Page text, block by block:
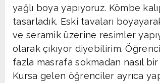
yağlı boya yapıyoruz. Kömbe
tasarladık. Eski tavaları
ve seramik üzerine resimler
olarak çıkıyor diyebilirim.
fazla masrafa sokmadan nasıl
Kursa gelen öğrenciler ayrıca